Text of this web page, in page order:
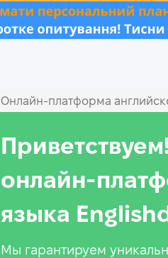
Онлайн‑платформа
языка
Мы гарантируем